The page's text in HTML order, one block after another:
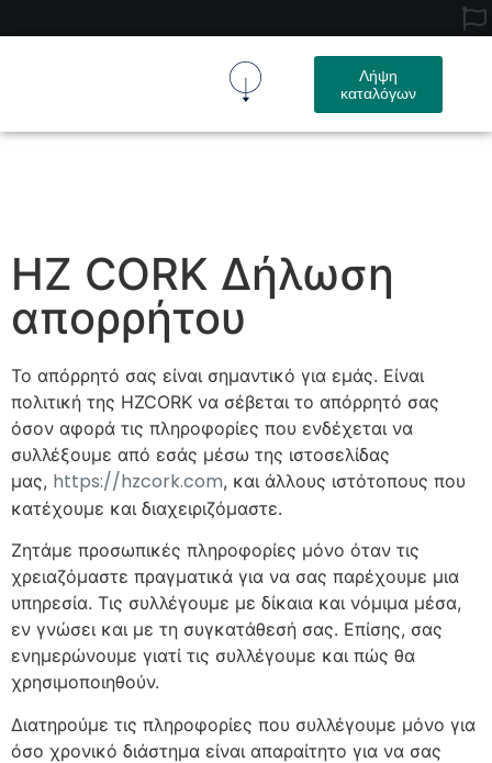
Λήψη
καταλόγων
HZ CORK Δήλωση
απορρήτου
Το απόρρητό σας είναι σημαντικό για εμάς. Είναι
πολιτική της HZCORK να σέβεται το απόρρητό σας
όσον αφορά τις πληροφορίες που ενδέχεται να
συλλέξουμε από εσάς μέσω της ιστοσελίδας
μας, https://hzcork.com, και άλλους ιστότοπους που
κατέχουμε και διαχειριζόμαστε.
Ζητάμε προσωπικές πληροφορίες μόνο όταν τις
χρειαζόμαστε πραγματικά για να σας παρέχουμε μια
υπηρεσία. Τις συλλέγουμε με δίκαια και νόμιμα μέσα,
εν γνώσει και με τη συγκατάθεσή σας. Επίσης, σας
ενημερώνουμε γιατί τις συλλέγουμε και πώς θα
χρησιμοποιηθούν.
Διατηρούμε τις πληροφορίες που συλλέγουμε μόνο για
όσο χρονικό διάστημα είναι απαραίτητο για να σας